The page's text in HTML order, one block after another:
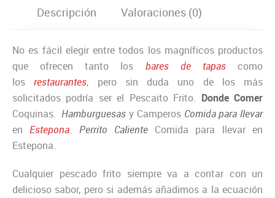
Descripción Valoraciones (0)
No es fácil elegir entre todos los magníficos productos
que ofrecen tanto los bares de tapascomo
losrestaurantes, pero sin duda uno de los más
solicitados podría ser el Pescaito Frito. Donde Comer
Coquinas.Hamburguesas y Camperos Comida para llevar
enEstepona. Perrito CalienteComida para llevar en
Estepona.
Cualquier pescado frito siempre va a contar con un
delicioso sabor, pero si además añadimos a la ecuación